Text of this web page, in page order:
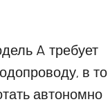
A требует
в то
автономно